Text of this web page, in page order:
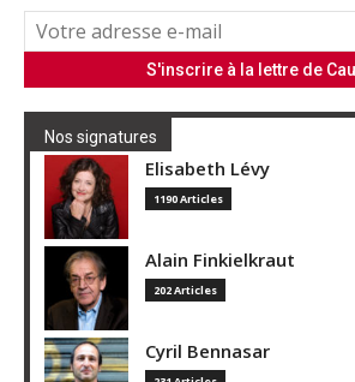
Nos signatures
Elisabeth Lévy
1190 Articles
Alain Finkielkraut
202 Articles
Cyril Bennasar